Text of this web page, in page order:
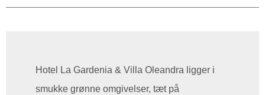
Hotel La Gardenia & Villa Oleandra ligger i
smukke grønne omgivelser, tæt på